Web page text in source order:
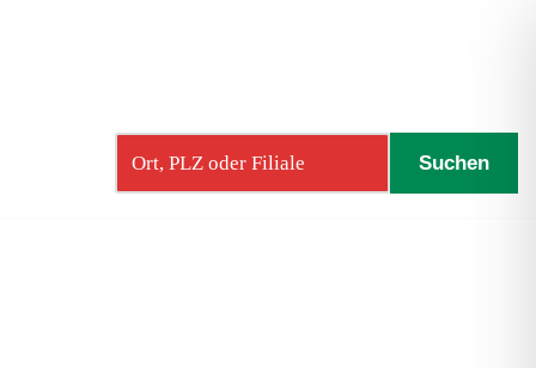
Standortsuche: